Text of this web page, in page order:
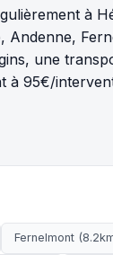
à
Andenne,
une
à 95€/
Fernelmont